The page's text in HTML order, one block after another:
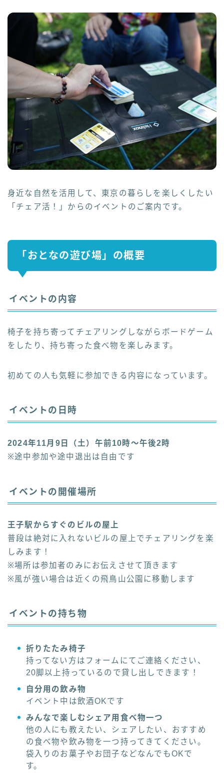
身近な自然を活用して、東京の暮らしを楽しくしたい
「チェア活！」からのイベントのご案内です。
「おとなの遊び場」の概要
イベントの内容
椅子を持ち寄ってチェアリングしながらボードゲーム
をしたり、持ち寄った食べ物を楽しみます。
初めての人も気軽に参加できる内容になっています。
イベントの日時
2024年11月9日（土）午前10時〜午後2時
※途中参加や途中退出は自由です
イベントの開催場所
王子駅からすぐのビルの屋上
普段は絶対に入れないビルの屋上でチェアリングを楽
しみます！
※場所は参加者のみにお伝えさせて頂きます
※風が強い場合は近くの飛鳥山公園に移動します
イベントの持ち物
折りたたみ椅子
持ってない方はフォームにてご連絡ください、
20脚以上持っているので貸し出しできます！
自分用の飲み物
イベント中は飲酒OKです
みんなで楽しむシェア用食べ物一つ
他の人にも教えたい、シェアしたい、おすすめ
の食べ物や飲み物を一つ持ってきてください。
袋入りのお菓子やお団子などなんでもOKで
す。